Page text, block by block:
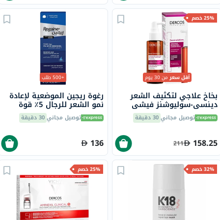
25% خصم
أقل سعرمن 30 يوم
بخاخ علاجي لتكثيف الشعر
دينسي-سوليوشنز فيشي
ديركوس، 100 ملتوصيل مجاني30 دقيقة
158.25
211
+500 طلب
رغوة ريجين الموضعية لإعادة
نمو الشعر للرجال 5٪ قوة
إضافية 73 ملتوصيل مجاني30 دقيقة
136
32% خصم 25% خصم